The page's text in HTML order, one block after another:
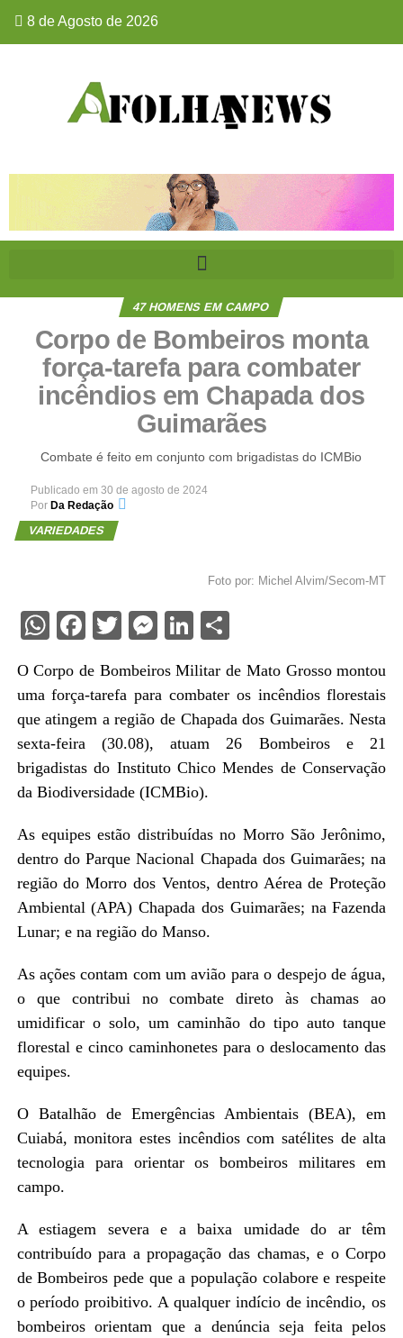
8 de Agosto de 2026
47 HOMENS EM CAMPO
Corpo de Bombeiros monta
força-tarefa para combater
incêndios em Chapada dos
Guimarães
Combate é feito em conjunto com brigadistas do ICMBio
Publicado em 30 de agosto de 2024
Por Da Redação
VARIEDADES
Foto por: Michel Alvim/Secom-MT
WhatsApp
Facebook
Twitter
Messenger
LinkedIn
Share
O Corpo de Bombeiros Militar de Mato Grosso montou
uma força-tarefa para combater os incêndios florestais
que atingem a região de Chapada dos Guimarães. Nesta
sexta-feira (30.08), atuam 26 Bombeiros e 21
brigadistas do Instituto Chico Mendes de Conservação
da Biodiversidade (ICMBio).
As equipes estão distribuídas no Morro São Jerônimo,
dentro do Parque Nacional Chapada dos Guimarães; na
região do Morro dos Ventos, dentro Aérea de Proteção
Ambiental (APA) Chapada dos Guimarães; na Fazenda
Lunar; e na região do Manso.
As ações contam com um avião para o despejo de água,
o que contribui no combate direto às chamas ao
umidificar o solo, um caminhão do tipo auto tanque
florestal e cinco caminhonetes para o deslocamento das
equipes.
O Batalhão de Emergências Ambientais (BEA), em
Cuiabá, monitora estes incêndios com satélites de alta
tecnologia para orientar os bombeiros militares em
campo.
A estiagem severa e a baixa umidade do ar têm
contribuído para a propagação das chamas, e o Corpo
de Bombeiros pede que a população colabore e respeite
o período proibitivo. A qualquer indício de incêndio, os
bombeiros orientam que a denúncia seja feita pelos